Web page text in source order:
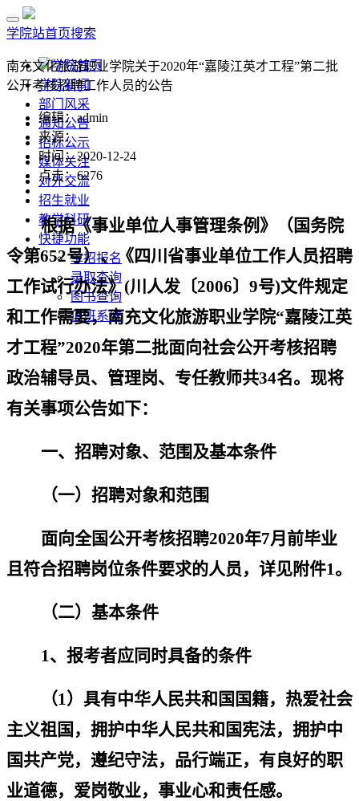
学院站首页搜索
学院首页
学院新闻
部门风采
通知公告
招标公示
媒体关注
对外交流
招生就业
教学科研
快捷功能
单招报名
录取查询
图书查询
值班系统
南充文化旅游职业学院关于2020年“嘉陵江英才工程”第二批
公开考核招聘工作人员的公告
编辑：admin
来源：
时间：2020-12-24
点击：6276
根据《事业单位人事管理条例》（国务院
令第652号）、《四川省事业单位工作人员招聘
工作试行办法》(川人发〔2006〕 9号)文件规定
和工作需要，南充文化旅游职业学院“嘉陵江英
才工程”2020年第二批面向社会公开考核招聘
政治辅导员、管理岗、专任教师共34名。 现将
有关事项公告如下：
一、招聘对象、范围及基本条件
（一）招聘对象和范围
面向全国公开考核招聘2020年7月前毕业
且符合招聘岗位条件要求的人员，详见附件1。
（二）基本条件
1、报考者应同时具备的条件
（1）具有中华人民共和国国籍，热爱社会
主义祖国，拥护中华人民共和国宪法，拥护中
国共产党，遵纪守法，品行端正，有良好的职
业道德，爱岗敬业，事业心和责任感。